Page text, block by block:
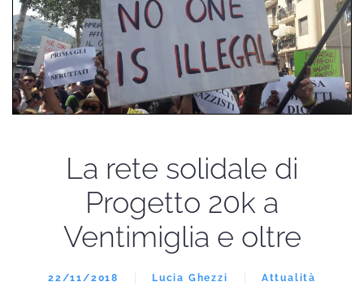
La rete solidale di
Progetto 20k a
Ventimiglia e oltre
22/11/2018 Lucia Ghezzi Attualità